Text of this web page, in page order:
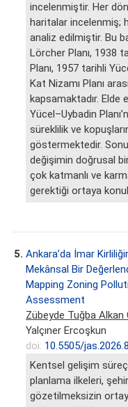
incelenmiştir. Her
haritalar incelenmiş;
analiz edilmiştir. Bu
Lörcher Planı, 1938
Planı, 1957 tarihli
Kat Nizamı Planı
kapsamaktadır. Elde
Yücel–Uybadin
süreklilik ve
göstermektedir.
değişimin doğrusal
çok katmanlı ve
gerektiği ortaya
5. Ankara’da İmar
Mekânsal Bir
Mapping Zoning
Assessment
Zübeyde Tuğba Alkan
Yalçıner Ercoşkun
doi: 10.5505/
Kentsel gelişim
planlama ilkeleri,
gözetilmeksizin